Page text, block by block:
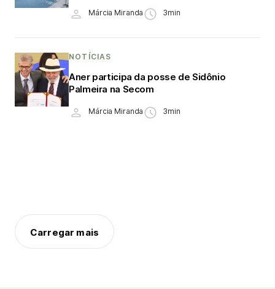
Márcia Miranda 3min
NOTÍCIAS
Aner participa da posse de Sidônio
Palmeira na Secom
Márcia Miranda 3min
Carregar mais